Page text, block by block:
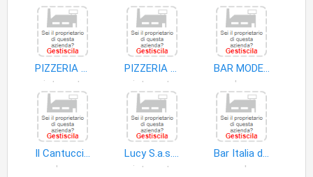
PIZZERIA DA PIO E JONNY DI SETOLA PIO
ristorante
PIZZERIA CASTELLO
ristorante
BAR MODERNO
bar
Il Cantuccio di Onorini Mara & C. S.n.c
bar
Lucy S.a.s. di Corestini Lucia e C
ristorante
Bar Italia di Bosio Maria e Cerutti Marisa S.n.c
pub